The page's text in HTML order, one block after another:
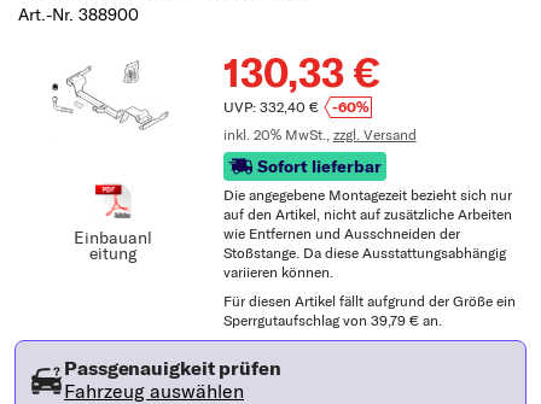
Art.-Nr. 388900
Einbauanl
eitung
130,33 €
UVP: 332,40 €
-60%
inkl. 20% MwSt., zzgl. Versand
Sofort lieferbar
Die angegebene Montagezeit bezieht sich nur
auf den Artikel, nicht auf zusätzliche Arbeiten
wie Entfernen und Ausschneiden der
Stoßstange. Da diese Ausstattungsabhängig
variieren können.
Für diesen Artikel fällt aufgrund der Größe ein
Sperrgutaufschlag von 39,79 € an.
Passgenauigkeit prüfen
Fahrzeug auswählen